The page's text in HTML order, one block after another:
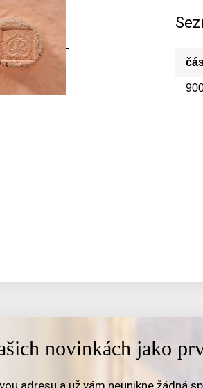
novinkách jako
adresu a už vám neunikne žádná